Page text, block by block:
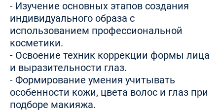
- Изучение основных этапов создания
индивидуального образа с
использованием профессиональной
косметики.
- Освоение техник коррекции формы лица
и выразительности глаз.
- Формирование умения учитывать
особенности кожи, цвета волос и глаз при
подборе макияжа.